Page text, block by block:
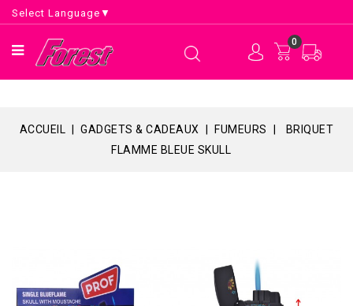
Select Language ▼
0
ACCUEIL GADGETS & CADEAUX FUMEURS
BRIQUET
FLAMME BLEUE SKULL